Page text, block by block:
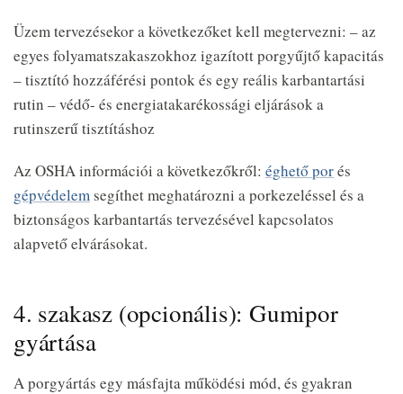
Üzem tervezésekor a következőket kell megtervezni: – az
egyes folyamatszakaszokhoz igazított porgyűjtő kapacitás
– tisztító hozzáférési pontok és egy reális karbantartási
rutin – védő- és energiatakarékossági eljárások a
rutinszerű tisztításhoz
Az OSHA információi a következőkről: éghető porés
gépvédelem segíthet meghatározni a porkezeléssel és a
biztonságos karbantartás tervezésével kapcsolatos
alapvető elvárásokat.
4. szakasz (opcionális): Gumipor
gyártása
A porgyártás egy másfajta működési mód, és gyakran